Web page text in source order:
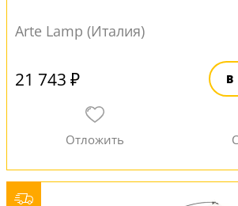
Arte Lamp (Италия)
21 743 ₽ В